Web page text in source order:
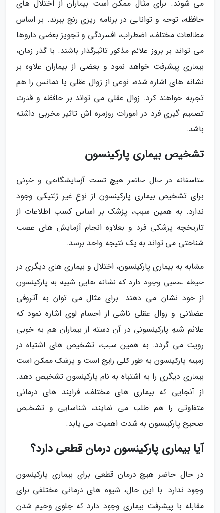
می شوند. برای مثال ممکن است بیماران از اختلال های
حافظه، توجه و توانایی در برنامه ریزی رنج ببرند. بر اساس
مطالعات مختلف، اضطراب، افسردگی و تجویز بعضی داروها
می تواند بر بروز علائم مذکور تاثیرگذار باشند. با گذر زمان،
بیماری پیشرفت خواهد نمود و بعضی از بیماران علاوه بر
نشانه های اشاره شده، نوعی از زوال عقلی یا دمانس را هم
تجربه خواهند کرد. زوال عقلی می تواند بر حافظه و قدرت
تصمیم گیری فرد در امورات روزمره اش تاثیر مخربی داشته
باشد.
تشخیص بیماری پارکینسون
متاسفانه در حال حاضر هیچ تست آزمایشگاهی و خونی
برای تشخیص بیماری پارکینسون از نوعِ غیر ژنتیکی وجود
ندارد. به همین سبب، پزشک بر اساس کسب اطلاعات از
تاریخچه پزشکی فرد و بعلاوه انجام آزمایش های عصب
شناختی می تواند به یک نتیجه واحد برسد.
مشابه به بیماری پارکینسون، اختلال و بیماری های دیگری در
حیطه عصبی وجود دارد که نشانه هایی شبیه به پارکینسون
از خود نشان می دهند. برای مثال می توان به آتروفی
عضلانی و زوال عقلی ناشی از اجسام لوی اشاره نمود که
علائم شبهِ پارکینسونی در آن دسته از بیماران هم به خوبی
رویت می گردد. به همین سبب، تشخیص های اشتباه در
زمینه پارکینسون به طور کلی رایج است و پزشک ممکن است
بیماری دیگری را به اشتباه به نام پارکینسون تشخیص دهد.
از آنجایی که بیماری های مختلف، فرایند های درمانی
متفاوتی را هم طلب می نمایند، شناسایی و تشخیص
صحیح پارکینسون به شدت اهمیت می یابد.
آیا بیماری پارکینسون درمان قطعی دارد؟
در حال حاضر هیچ درمان قطعی برای بیماری پارکینسون
وجود ندارد. با این حال، شیوه های درمانی مختلفی برای
مقابله با پیشرفت بیماری وجود دارد که جلوی وخیم شدن